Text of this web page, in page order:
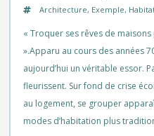
Architecture, Exemple,
« Troquer ses rêves de
».Apparu au cours des années
aujourd’hui un véritable essor.
fleurissent. Sur fond de crise
au logement, se grouper
modes d’habitation plus